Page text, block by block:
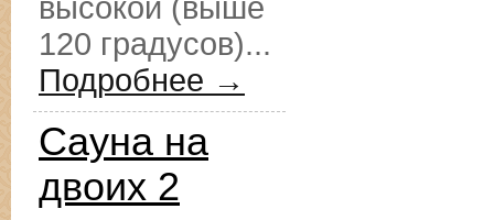
высокой (выше
120 градусов)...
Подробнее →
Сауна на
двоих 2